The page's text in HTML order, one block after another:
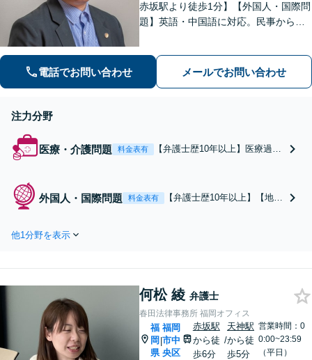
赤坂駅より徒歩1分】【外国人・国際問
題】英語・中国語に対応。民事から刑
認定など実績多数【税務訴訟】税務調
査や審査請求、国際税務も対応可能
電話でお問い合わせ メールでお問い合わせ
注力分野
医療・介護問題 料金表有
【弁護士歴10年以上】医療過誤
る」「手術をしたのに病状に変
化がない」などのお悩みがあれ
外国人・国際問題 料金表有
【弁護士歴10年以上】【地下
ビザの申請はお任せくださ
可能◎【夜間・休日の相談可
能】【初回面談30分無料】
他1分野を表示
何松 綾 弁護士
春田法律事務所 福岡オフィス
福
岡
県
|
福岡
市中
央区
赤坂駅
から徒
歩6分
/
天神駅
から徒
歩5分
営業時間：0
0:00~23:59
（平日）